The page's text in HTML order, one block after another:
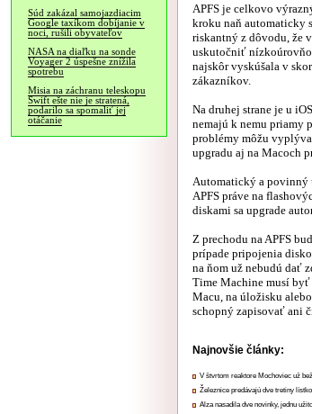
Súd zakázal samojazdiacim
Google taxíkom dobíjanie v
noci, rušili obyvateľov
NASA na diaľku na sonde
Voyager 2 úspešne znížila
spotrebu
Misia na záchranu teleskopu
Swift ešte nie je stratená,
podarilo sa spomaliť jej
otáčanie
APFS je celkovo
kroku naň automaticky
riskantný z dôvodu, že
uskutočniť
najskôr vyskúšala v
zákazníkov.
Na druhej strane je u
nemajú k nemu priamy
problémy môžu
upgradu aj na Macoch
Automatický a povinný
APFS práve na
diskami sa upgrade
Z prechodu na APFS
prípade pripojenia
na ňom už nebudú dať
Time Machine musí byť
Macu, na úložisku
schopný zapisovať ani
Najnovšie články:
V štvrtom reaktore Mochoviec už
Železnice predávajú dve tretiny
Alza nasadila dve novinky, jednu